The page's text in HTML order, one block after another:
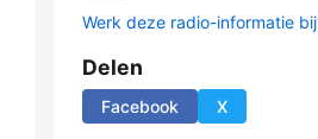
Werk deze radio-informatie bij
Delen
Facebook X